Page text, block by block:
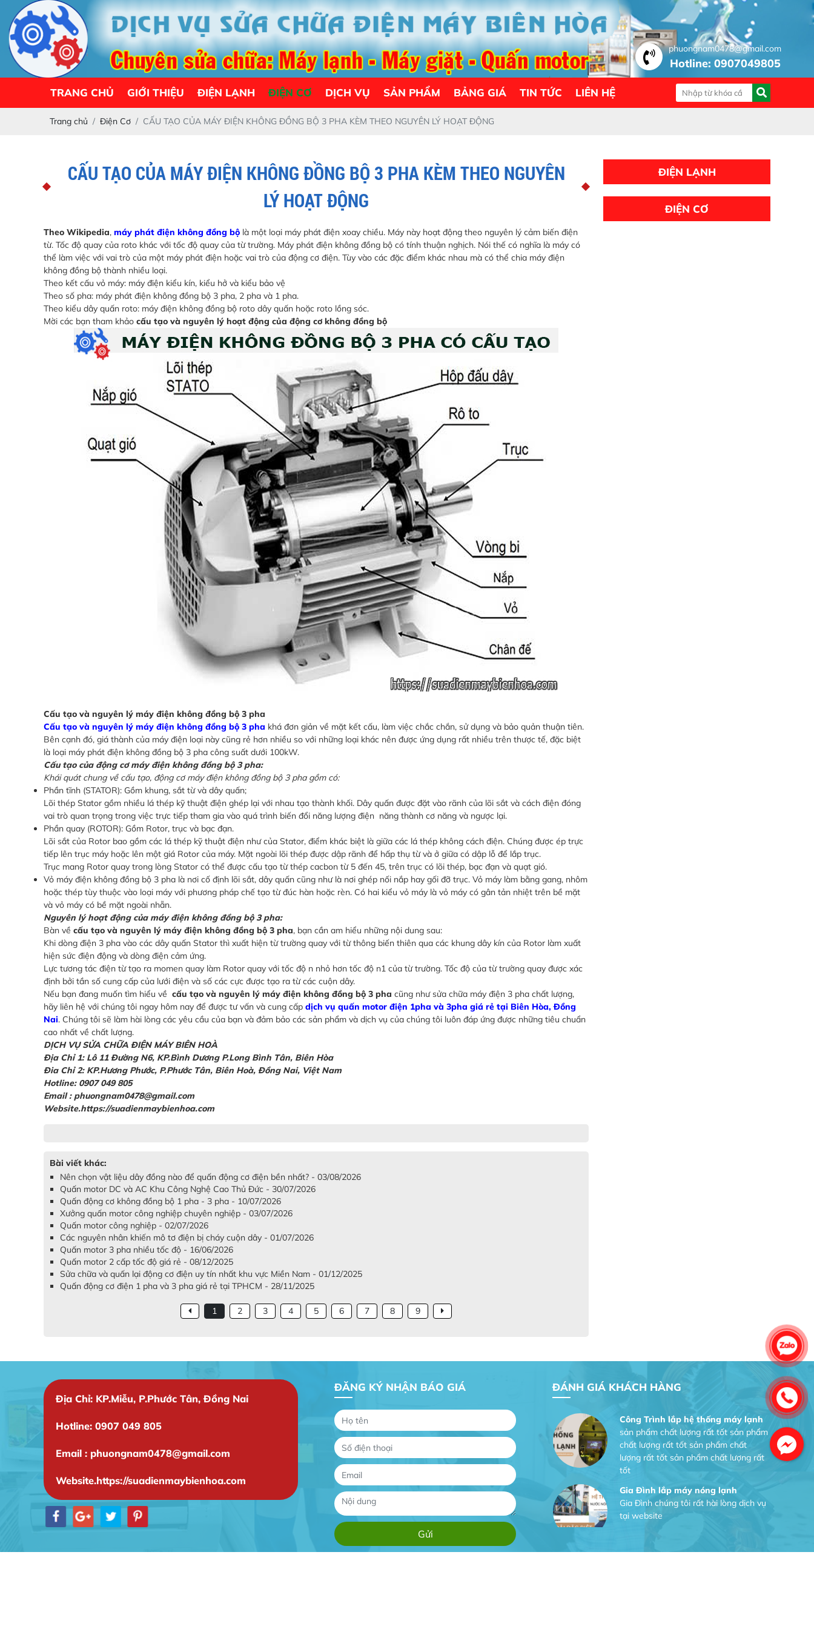
phuongnam0478@gmail.com
Hotline: 0907049805
TRANG CHỦ GIỚI THIỆU ĐIỆN LẠNH ĐIỆN CƠ DỊCH VỤ SẢN PHẨM BẢNG GIÁ TIN TỨC LIÊN HỆ
Trang chủ Điện Cơ CẤU TẠO CỦA MÁY ĐIỆN KHÔNG ĐỒNG BỘ 3 PHA KÈM THEO NGUYÊN LÝ HOẠT ĐỘNG
CẤU TẠO CỦA MÁY ĐIỆN KHÔNG ĐỒNG BỘ 3 PHA KÈM THEO NGUYÊN
LÝ HOẠT ĐỘNG
Theo Wikipedia, máy phát điện không đồng bộ là một loại máy phát điện xoay chiều. Máy này hoạt động theo nguyên lý cảm biến điện
từ. Tốc độ quay của roto khác với tốc độ quay của từ trường. Máy phát điện không đồng bộ có tính thuận nghịch. Nói thế có nghĩa là máy có
thể làm việc với vai trò của một máy phát điện hoặc vai trò của động cơ điện. Tùy vào các đặc điểm khác nhau mà có thể chia máy điện
không đồng bộ thành nhiều loại.
Theo kết cấu vỏ máy: máy điện kiểu kín, kiểu hở và kiểu bảo vệ
Theo số pha: máy phát điện không đồng bộ 3 pha, 2 pha và 1 pha.
Theo kiểu dây quấn roto: máy điện không đồng bộ roto dây quấn hoặc roto lồng sóc.
Mời các bạn tham khảo cấu tạo và nguyên lý hoạt động của động cơ không đồng bộ
Cấu tạo và nguyên lý máy điện không đồng bộ 3 pha
Cấu tạo và nguyên lý máy điện không đồng bộ 3 pha khá đơn giản về mặt kết cấu, làm việc chắc chắn, sử dụng và bảo quản thuận tiên.
Bên cạnh đó, giá thành của máy điện loại này cũng rẻ hơn nhiều so với những loại khác nên được ứng dụng rất nhiều trên thược tế, đặc biệt
là loại máy phát điện không đồng bộ 3 pha công suất dưới 100kW.
Cấu tạo của động cơ máy điện không đồng bộ 3 pha:
Khái quát chung về cấu tạo, động cơ máy điện không đồng bộ 3 pha gồm có:
Phần tĩnh (STATOR): Gồm khung, sắt từ và dây quấn;
Lõi thép Stator gồm nhiều lá thép kỹ thuật điện ghép lại với nhau tạo thành khối. Dây quấn được đặt vào rãnh của lõi sắt và cách điện đóng
vai trò quan trọng trong việc trực tiếp tham gia vào quá trình biến đổi năng lượng điện năng thành cơ năng và ngược lại.
Phần quay (ROTOR): Gồm Rotor, trục và bạc đạn.
Lõi sắt của Rotor bao gồm các lá thép kỹ thuật điện như của Stator, điểm khác biệt là giữa các lá thép không cách điện. Chúng được ép trực
tiếp lên trục máy hoặc lên một giá Rotor của máy. Mặt ngoài lõi thép được dập rãnh để hấp thụ từ và ở giữa có dập lỗ để lắp trục.
Trục mang Rotor quay trong lòng Stator có thể được cấu tạo từ thép cacbon từ 5 đến 45, trên trục có lõi thép, bạc đạn và quạt gió.
Vỏ máy điện không đồng bộ 3 pha là nơi cố định lõi sắt, dây quấn cũng như là nơi ghép nối nắp hay gối đỡ trục. Vỏ máy làm bằng gang, nhôm
hoặc thép tùy thuộc vào loại máy với phương pháp chế tạo từ đúc hàn hoặc rèn. Có hai kiểu vỏ máy là vỏ máy có gân tản nhiệt trên bề mặt
và vỏ máy có bề mặt ngoài nhẵn.
Nguyên lý hoạt động của máy điện không đồng bộ 3 pha:
Bàn về cấu tạo và nguyên lý máy điện không đồng bộ 3 pha, bạn cần am hiểu những nội dung sau:
Khi dòng điện 3 pha vào các dây quấn Stator thì xuất hiện từ trường quay với từ thông biến thiên qua các khung dây kín của Rotor làm xuất
hiện sức điện động và dòng điện cảm ứng.
Lực tương tác điện từ tạo ra momen quay làm Rotor quay với tốc độ n nhỏ hơn tốc độ n1 của từ trường. Tốc độ của từ trường quay được xác
định bởi tần số cung cấp của lưới điện và số các cực được tạo ra từ các cuộn dây.
Nếu bạn đang muốn tìm hiểu về cấu tạo và nguyên lý máy điện không đồng bộ 3 pha cũng như sửa chữa máy điện 3 pha chất lượng,
hãy liên hệ với chúng tôi ngay hôm nay để được tư vấn và cung cấp dịch vụ quấn motor điện 1pha và 3pha giá rẻ tại Biên Hòa, Đồng
Nai. Chúng tôi sẽ làm hài lòng các yêu cầu của bạn và đảm bảo các sản phẩm và dịch vụ của chúng tôi luôn đáp ứng được những tiêu chuẩn
cao nhất về chất lượng.
DỊCH VỤ SỬA CHỮA ĐIỆN MÁY BIÊN HOÀ
Địa Chỉ 1: Lô 11 Đường N6, KP.Bình Dương P.Long Bình Tân, Biên Hòa
Đia Chỉ 2: KP.Hương Phước, P.Phước Tân, Biên Hoà, Đồng Nai, Việt Nam
Hotline: 0907 049 805
Email : phuongnam0478@gmail.com
Website.https://suadienmaybienhoa.com
Bài viết khác:
Nên chọn vật liệu dây đồng nào để quấn động cơ điện bền nhất? - 03/08/2026
Quấn motor DC và AC Khu Công Nghệ Cao Thủ Đức - 30/07/2026
Quấn động cơ không đồng bộ 1 pha - 3 pha - 10/07/2026
Xưởng quấn motor công nghiệp chuyên nghiệp - 03/07/2026
Quấn motor công nghiệp - 02/07/2026
Các nguyên nhân khiến mô tơ điện bị cháy cuộn dây - 01/07/2026
Quấn motor 3 pha nhiều tốc độ - 16/06/2026
Quấn motor 2 cấp tốc độ giá rẻ - 08/12/2025
Sửa chữa và quấn lại động cơ điện uy tín nhất khu vực Miền Nam - 01/12/2025
Quấn động cơ điện 1 pha và 3 pha giá rẻ tại TPHCM - 28/11/2025
1 2 3 4 5 6 7 8 9
ĐIỆN LẠNH
ĐIỆN CƠ
Địa Chỉ: KP.Miễu, P.Phước Tân, Đồng Nai
Hotline: 0907 049 805
Email : phuongnam0478@gmail.com
Website.https://suadienmaybienhoa.com
ĐĂNG KÝ NHẬN BÁO GIÁ ĐÁNH GIÁ KHÁCH HÀNG
Dịch vụ MoTor
Công Trình lắp hệ thống máy lạnh
sản phẩm chất lượng rất tốt sản phẩm
chất lượng rất tốt sản phẩm chất
lượng rất tốt sản phẩm chất lượng rất
tốt
Gia Đình lắp máy nóng lạnh
Gia Đình chúng tôi rất hài lòng dịch vụ
tại website
Facebook